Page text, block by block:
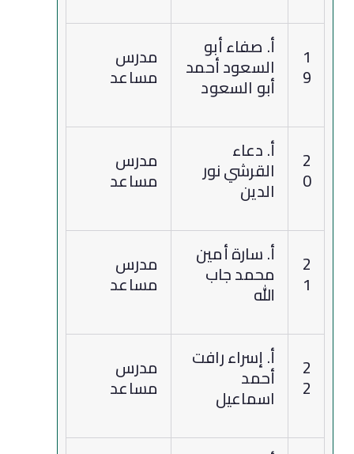
1
9
أ. صفاء أبو
السعود أحمد
أبو السعود
مدرس
مساعد
2
0
أ. دعاء
القرشي نور
الدين
مدرس
مساعد
2
1
أ. سارة أمين
محمد جاب
الله
مدرس
مساعد
2
2
أ. إسراء رافت
أحمد
اسماعيل
مدرس
مساعد